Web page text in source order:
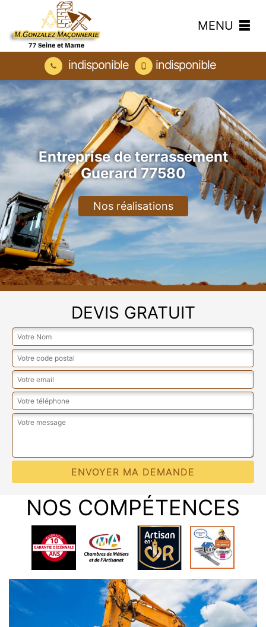
MENU
indisponible indisponible
Entreprise de terrassement
Guerard 77580
Nos réalisations
DEVIS GRATUIT
NOS COMPÉTENCES